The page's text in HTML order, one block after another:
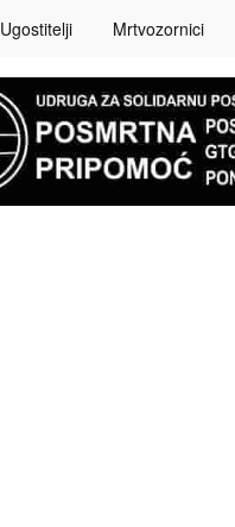
Ugostitelji Mrtvozornici